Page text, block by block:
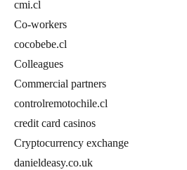
cmi.cl
Co-workers
cocobebe.cl
Colleagues
Commercial partners
controlremotochile.cl
credit card casinos
Cryptocurrency exchange
danieldeasy.co.uk